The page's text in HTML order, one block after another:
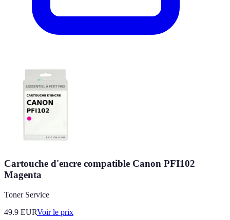
Cartouche d'encre compatible Canon PFI102
Magenta
Toner Service
49.9 EURVoir le prix